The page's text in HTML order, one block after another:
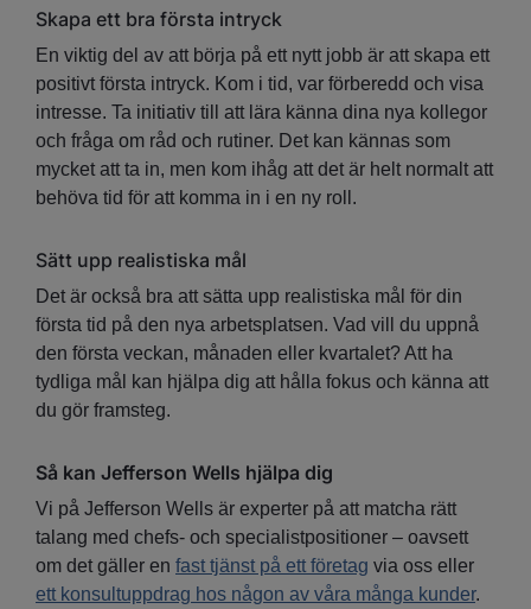
Skapa ett bra första intryck
En viktig del av att börja på ett nytt jobb är att skapa ett
positivt första intryck. Kom i tid, var förberedd och visa
intresse. Ta initiativ till att lära känna dina nya kollegor
och fråga om råd och rutiner. Det kan kännas som
mycket att ta in, men kom ihåg att det är helt normalt att
behöva tid för att komma in i en ny roll.
Sätt upp realistiska mål
Det är också bra att sätta upp realistiska mål för din
första tid på den nya arbetsplatsen. Vad vill du uppnå
den första veckan, månaden eller kvartalet? Att ha
tydliga mål kan hjälpa dig att hålla fokus och känna att
du gör framsteg.
Så kan Jefferson Wells hjälpa dig
Vi på Jefferson Wells är experter på att matcha rätt
talang med chefs- och specialistpositioner – oavsett
om det gäller en fast tjänst på ett företag via oss eller
ett konsultuppdrag hos någon av våra många kunder.